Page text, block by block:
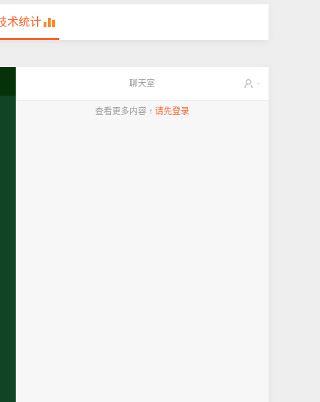
术统计
聊天室 -
查看更多内容 ↑ 请先登录